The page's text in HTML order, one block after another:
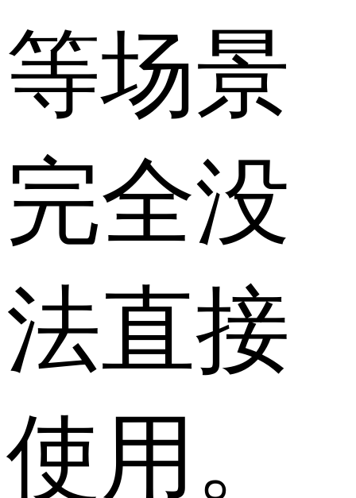
等场景
完全没
法直接
使用。